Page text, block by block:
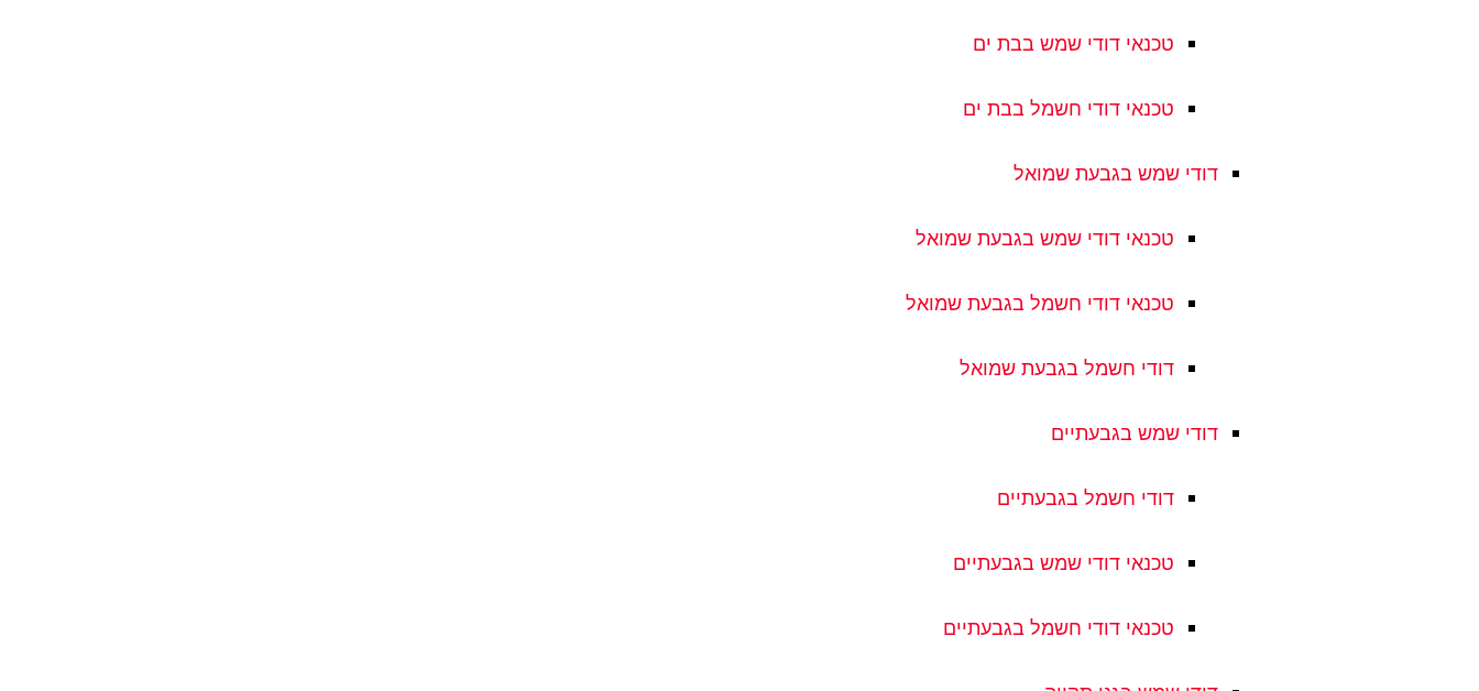
טכנאי דודי שמש בבת ים
טכנאי דודי חשמל בבת ים
דודי שמש בגבעת שמואל
טכנאי דודי שמש בגבעת שמואל
טכנאי דודי חשמל בגבעת שמואל
דודי חשמל בגבעת שמואל
דודי שמש בגבעתיים
דודי חשמל בגבעתיים
טכנאי דודי שמש בגבעתיים
טכנאי דודי חשמל בגבעתיים